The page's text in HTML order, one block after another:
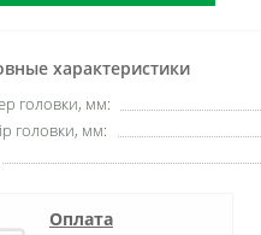
характеристики
головки, мм:
головки, мм:
Оплата